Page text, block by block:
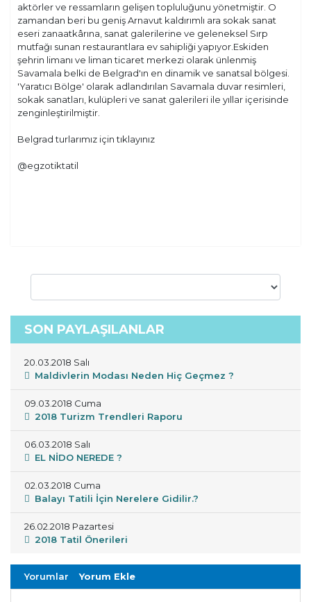
aktörler ve ressamların gelişen topluluğunu yönetmiştir. O
zamandan beri bu geniş Arnavut kaldırımlı ara sokak sanat
eseri zanaatkârına, sanat galerilerine ve geleneksel Sırp
mutfağı sunan restaurantlara ev sahipliği yapıyor.Eskiden
şehrin limanı ve liman ticaret merkezi olarak ünlenmiş
Savamala belki de Belgrad'ın en dinamik ve sanatsal bölgesi.
'Yaratıcı Bölge' olarak adlandırılan Savamala duvar resimleri,
sokak sanatları, kulüpleri ve sanat galerileri ile yıllar içerisinde
zenginleştirilmiştir.
Belgrad turlarımız için tıklayınız
@egzotiktatil
SON PAYLAŞILANLAR
20.03.2018 Salı
Maldivlerin Modası Neden Hiç Geçmez ?
09.03.2018 Cuma
2018 Turizm Trendleri Raporu
06.03.2018 Salı
EL NİDO NEREDE ?
02.03.2018 Cuma
Balayı Tatili İçin Nerelere Gidilir.?
26.02.2018 Pazartesi
2018 Tatil Önerileri
Yorumlar Yorum Ekle